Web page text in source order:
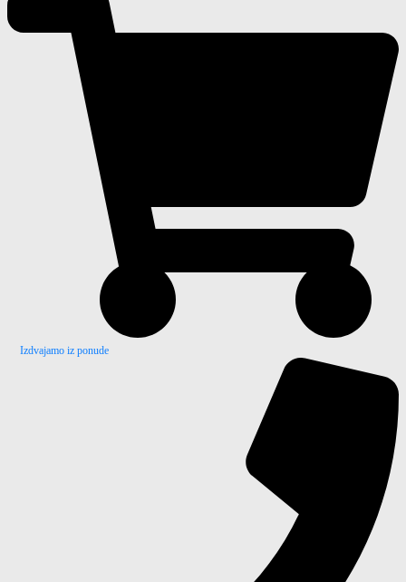
Izdvajamo iz ponude